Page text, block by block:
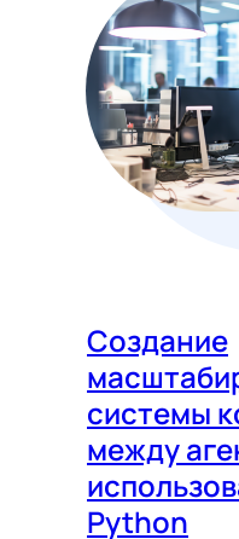
Создание
системы
между
Python